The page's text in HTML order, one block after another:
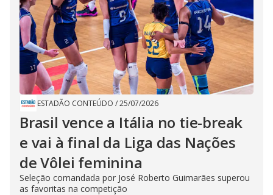
ESTADÃO CONTEÚDO /25/07/2026
Brasil vence a Itália no tie-break
e vai à final da Liga das Nações
de Vôlei feminina
Seleção comandada por José Roberto Guimarães superou
as favoritas na competição